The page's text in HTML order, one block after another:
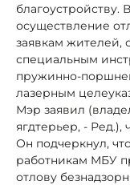
благоустройству.
осуществление
заявкам жителей,
специальным
пружинно-
лазерным
Мэр заявил
ягдтерьер, - Ред.),
Он подчеркнул,
работникам МБУ
отлову